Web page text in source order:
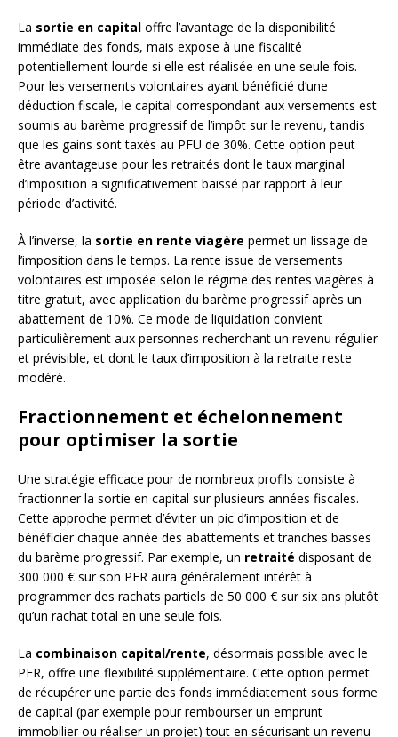
La sortie en capital offre l’avantage de la disponibilité
immédiate des fonds, mais expose à une fiscalité
potentiellement lourde si elle est réalisée en une seule fois.
Pour les versements volontaires ayant bénéficié d’une
déduction fiscale, le capital correspondant aux versements est
soumis au barème progressif de l’impôt sur le revenu, tandis
que les gains sont taxés au PFU de 30%. Cette option peut
être avantageuse pour les retraités dont le taux marginal
d’imposition a significativement baissé par rapport à leur
période d’activité.
À l’inverse, la sortie en rente viagère permet un lissage de
l’imposition dans le temps. La rente issue de versements
volontaires est imposée selon le régime des rentes viagères à
titre gratuit, avec application du barème progressif après un
abattement de 10%. Ce mode de liquidation convient
particulièrement aux personnes recherchant un revenu régulier
et prévisible, et dont le taux d’imposition à la retraite reste
modéré.
Fractionnement et échelonnement
pour optimiser la sortie
Une stratégie efficace pour de nombreux profils consiste à
fractionner la sortie en capital sur plusieurs années fiscales.
Cette approche permet d’éviter un pic d’imposition et de
bénéficier chaque année des abattements et tranches basses
du barème progressif. Par exemple, un retraité disposant de
300 000 € sur son PER aura généralement intérêt à
programmer des rachats partiels de 50 000 € sur six ans plutôt
qu’un rachat total en une seule fois.
La combinaison capital/rente, désormais possible avec le
PER, offre une flexibilité supplémentaire. Cette option permet
de récupérer une partie des fonds immédiatement sous forme
de capital (par exemple pour rembourser un emprunt
immobilier ou réaliser un projet) tout en sécurisant un revenu